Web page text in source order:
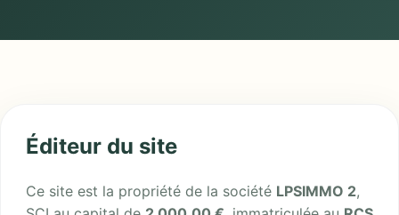
Éditeur du site
Ce site est la propriété de la société LPSIMMO 2,